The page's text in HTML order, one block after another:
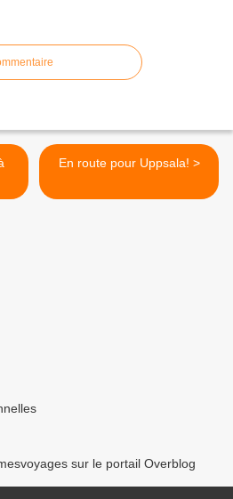
En route pour Uppsala! >
sur le portail Overblog